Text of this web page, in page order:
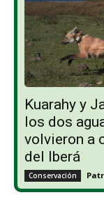
Kuarahy y
los dos
volvieron a
del Iberá
Conservación